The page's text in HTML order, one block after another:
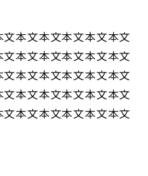
本文本文本文本文本文
本文本文本文本文本文
本文本文本文本文本文
本文本文本文本文本文
本文本文本文本文本文